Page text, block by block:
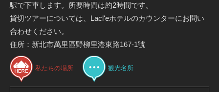
駅で下車します。所要時間は約2時間です。
貸切ツアーについては、Lacl'eホテルのカウンターにお問い
合わせください。
住所：新北市萬里區野柳里港東路167-1號
私たちの場所 観光名所